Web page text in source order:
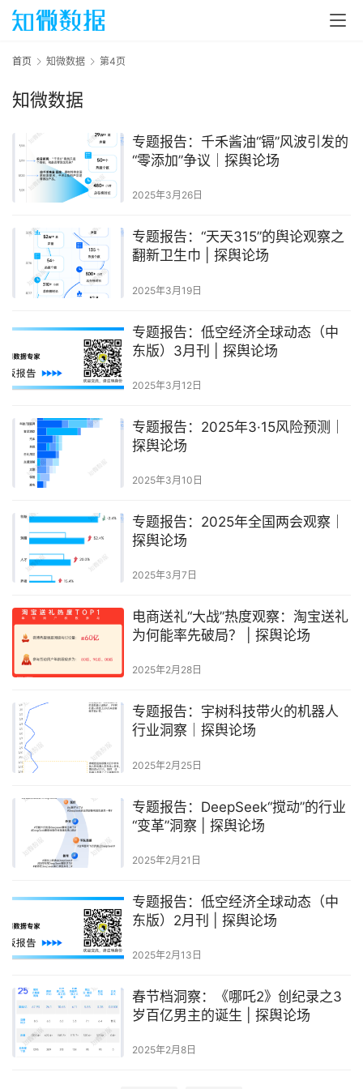
首页 知微数据 第4页
知微数据
专题报告：千禾酱油“镉”风波引发的
“零添加”争议｜探舆论场
2025年3月26日
专题报告：“天天315”的舆论观察之
翻新卫生巾 | 探舆论场
2025年3月19日
专题报告：低空经济全球动态（中
东版）3月刊 | 探舆论场
2025年3月12日
专题报告：2025年3·15风险预测｜
探舆论场
2025年3月10日
专题报告：2025年全国两会观察｜
探舆论场
2025年3月7日
电商送礼“大战”热度观察：淘宝送礼
为何能率先破局？ | 探舆论场
2025年2月28日
专题报告：宇树科技带火的机器人
行业洞察｜探舆论场
2025年2月25日
专题报告：DeepSeek“搅动”的行业
“变革”洞察 | 探舆论场
2025年2月21日
专题报告：低空经济全球动态（中
东版）2月刊 | 探舆论场
2025年2月13日
春节档洞察：《哪吒2》创纪录之3
岁百亿男主的诞生 | 探舆论场
2025年2月8日